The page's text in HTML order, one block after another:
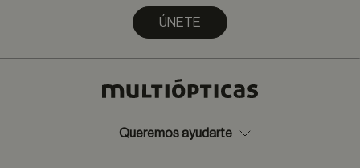
ÚNETE
Queremos ayudarte